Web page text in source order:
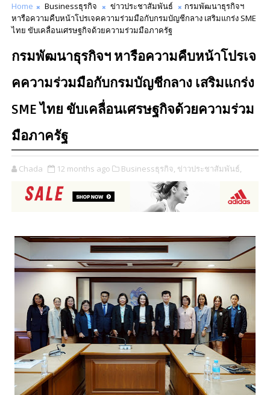
Home Businessธุรกิจ ข่าวประชาสัมพันธ์
กรมพัฒนาธุรกิจฯ
หารือความคืบหน้าโปรเจคความร่วมมือกับกรมบัญชีกลาง เสริมแกร่ง SME
ไทย ขับเคลื่อนเศรษฐกิจด้วยความร่วมมือภาครัฐ
กรมพัฒนาธุรกิจฯ หารือความคืบหน้าโปรเจ
คความร่วมมือกับกรมบัญชีกลาง เสริมแกร่ง
SME ไทย ขับเคลื่อนเศรษฐกิจด้วยความร่วม
มือภาครัฐ
Chada 12 months ago Businessธุรกิจ, ข่าวประชาสัมพันธ์,